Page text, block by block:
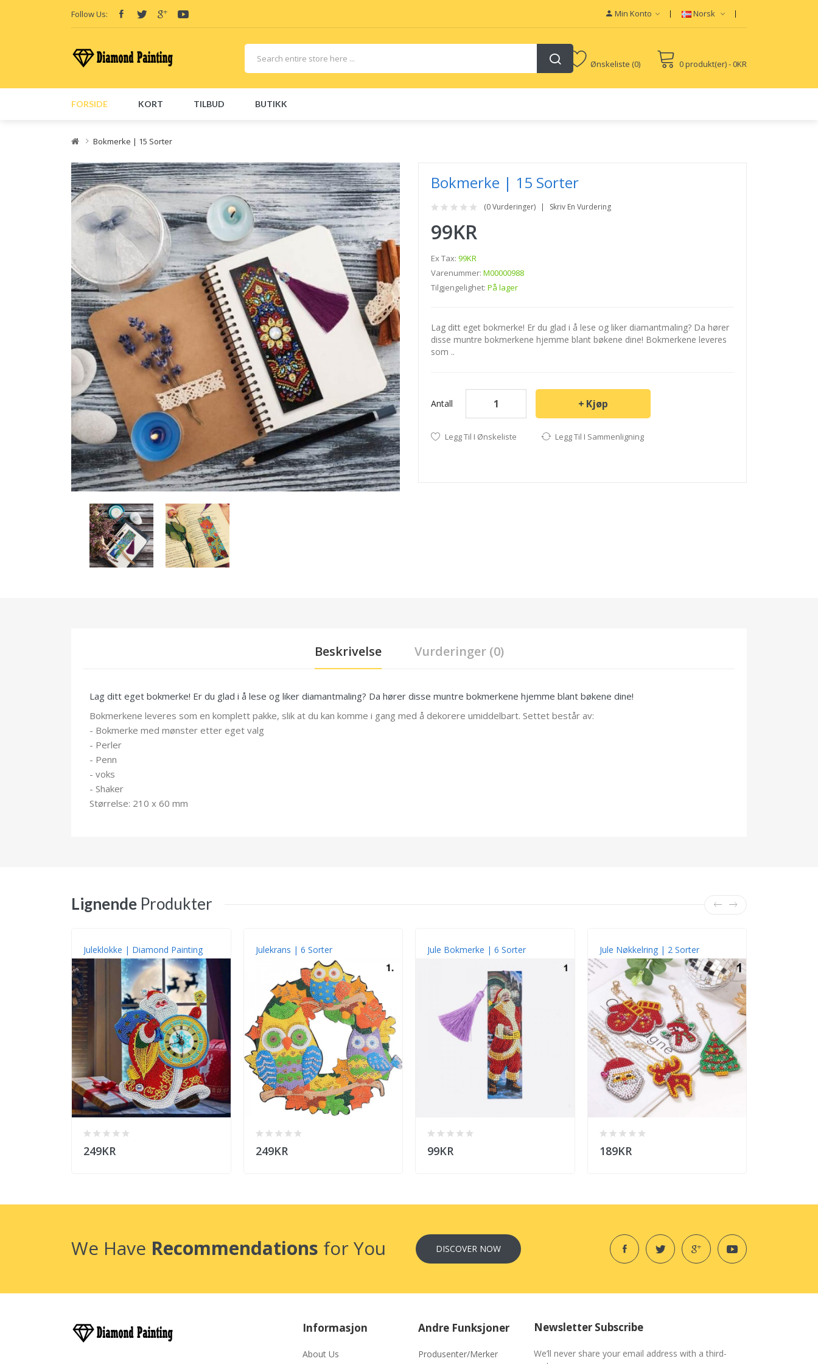
Follow Us: Min Konto Norsk
Ønskeliste (0) 0 produkt(er) - 0KR
FORSIDE KORT TILBUD BUTIKK
Bokmerke | 15 Sorter
Bokmerke | 15 Sorter
(0 Vurderinger) Skriv En Vurdering
99KR
Ex Tax: 99KR
Varenummer: M00000988
Tilgjengelighet: På lager
Lag ditt eget bokmerke! Er du glad i å lese og liker diamantmaling? Da hører
disse muntre bokmerkene hjemme blant bøkene dine! Bokmerkene leveres
som ..
Antall Kjøp
Legg Til I Ønskeliste Legg Til I Sammenligning
Beskrivelse Vurderinger (0)
Lag ditt eget bokmerke! Er du glad i å lese og liker diamantmaling? Da hører disse muntre bokmerkene hjemme blant bøkene dine!
Bokmerkene leveres som en komplett pakke, slik at du kan komme i gang med å dekorere umiddelbart. Settet består av:
- Bokmerke med mønster etter eget valg
- Perler
- Penn
- voks
- Shaker
Størrelse: 210 x 60 mm
Lignende Produkter
Juleklokke | Diamond Painting
249KR
Julekrans | 6 Sorter
249KR
Jule Bokmerke | 6 Sorter
99KR
Jule Nøkkelring | 2 Sorter
189KR
We Have Recommendations for You DISCOVER NOW
Informasjon
About Us
Andre Funksjoner
Produsenter/Merker
Newsletter Subscribe
We’ll never share your email address with a third-